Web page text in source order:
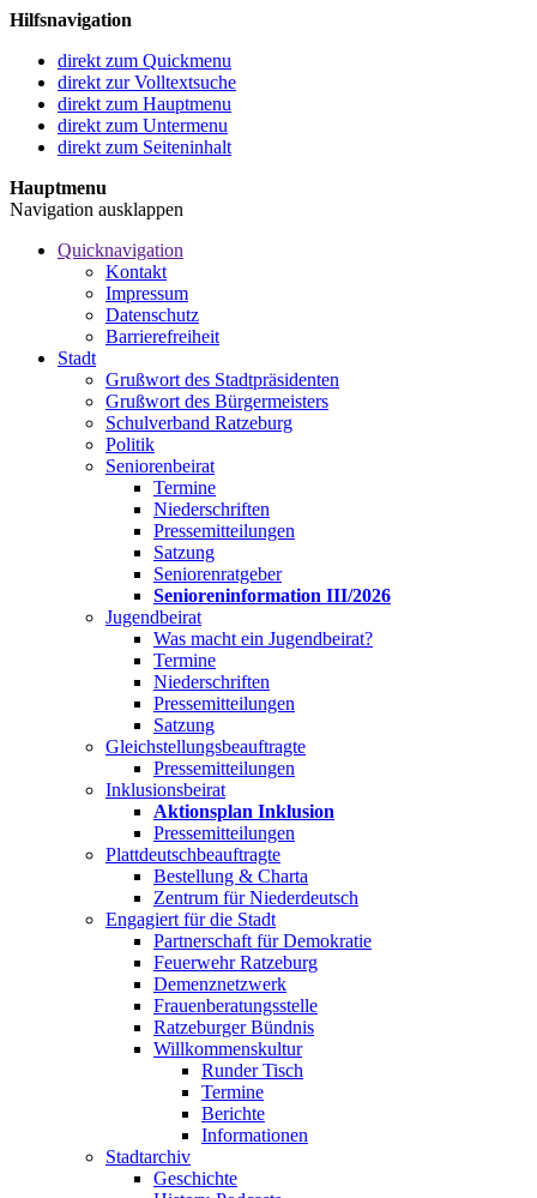
Hilfsnavigation
direkt zum Quickmenu
direkt zur Volltextsuche
direkt zum Hauptmenu
direkt zum Untermenu
direkt zum Seiteninhalt
Hauptmenu
Navigation ausklappen
Quicknavigation
Kontakt
Impressum
Datenschutz
Barrierefreiheit
Stadt
Grußwort des Stadtpräsidenten
Grußwort des Bürgermeisters
Schulverband Ratzeburg
Politik
Seniorenbeirat
Termine
Niederschriften
Pressemitteilungen
Satzung
Seniorenratgeber
Senioreninformation III/2026
Jugendbeirat
Was macht ein Jugendbeirat?
Termine
Niederschriften
Pressemitteilungen
Satzung
Gleichstellungsbeauftragte
Pressemitteilungen
Inklusionsbeirat
Aktionsplan Inklusion
Pressemitteilungen
Plattdeutschbeauftragte
Bestellung & Charta
Zentrum für Niederdeutsch
Engagiert für die Stadt
Partnerschaft für Demokratie
Feuerwehr Ratzeburg
Demenznetzwerk
Frauenberatungsstelle
Ratzeburger Bündnis
Willkommenskultur
Runder Tisch
Termine
Berichte
Informationen
Stadtarchiv
Geschichte